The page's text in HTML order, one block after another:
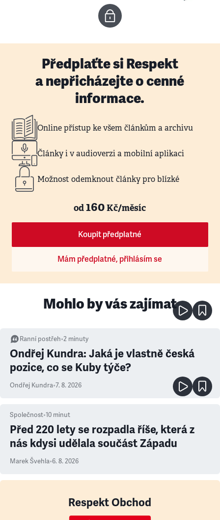
Předplaťte si Respekt
a nepřicházejte o cenné
informace.
Online přístup ke všem článkům a archivu
Články i v audioverzi a mobilní aplikaci
Možnost odemknout články pro blízké
od160Kč/měsíc
Koupit předplatné
Mám předplatné, přihlásím se
Mohlo by vás zajímat
Ranní postřeh•2 minuty
Ondřej Kundra: Jaká je vlastně česká
pozice, co se Kuby týče?
Ondřej Kundra•7. 8. 2026
Společnost•10 minut
Před 220 lety se rozpadla říše, která z
nás kdysi udělala součást Západu
Marek Švehla•6. 8. 2026
Respekt Obchod